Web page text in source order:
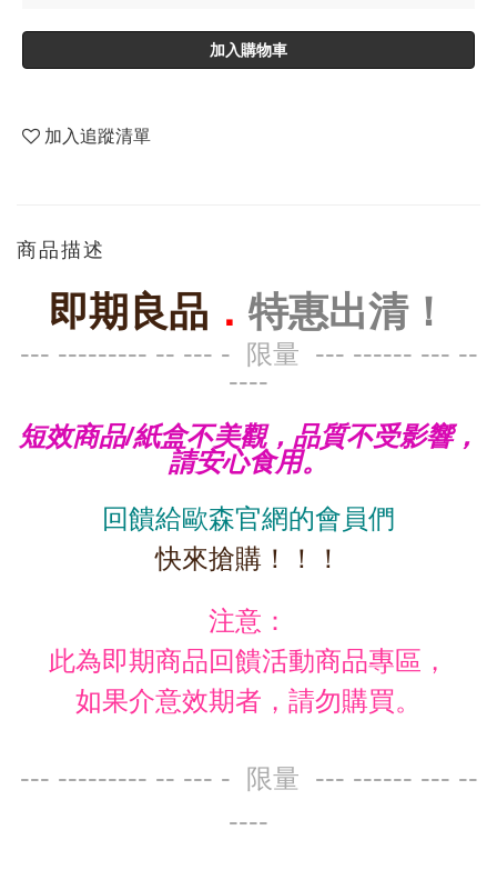
加入購物車
加入追蹤清單
商品描述
即期良品 ． 特惠出清！
--- --------- -- --- - 限量 --- ------ --- --
----
短效商品/紙盒不美觀，品質不受影響，
請安心食用。
回饋給歐森官網的會員們
快來搶購！！！
注意：
此為即期商品回饋活動商品專區，
如果介意效期者，請勿購買。
--- --------- -- --- - 限量 --- ------ --- --
----